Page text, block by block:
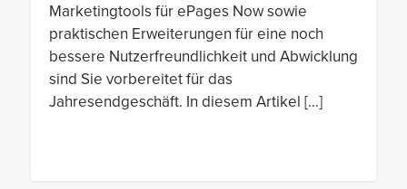
Marketingtools für ePages Now sowie
praktischen Erweiterungen für eine noch
bessere Nutzerfreundlichkeit und Abwicklung
sind Sie vorbereitet für das
Jahresendgeschäft. In diesem Artikel […]